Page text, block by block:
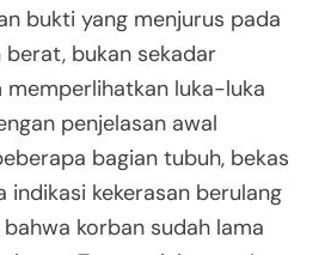
bukti yang menjurus pada
bukan sekadar
memperlihatkan luka-luka
penjelasan awal
bagian tubuh, bekas
indikasi kekerasan berulang
korban sudah lama